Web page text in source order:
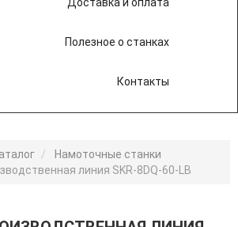
Полезное о станках
Контакты
Намоточные станки
линия SKR-8DQ-60-LB